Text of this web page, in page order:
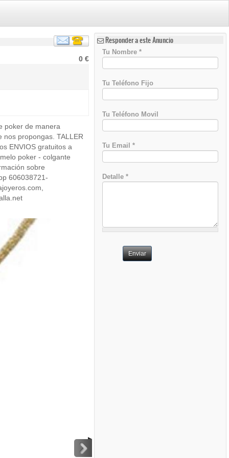
0 €
poker de manera
propongas. TALLER
ENVIOS gratuitos a
poker - colgante
sobre
606038721-
Responder a este Anuncio
Tu Nombre*
Tu Teléfono Fijo
Tu Teléfono Movil
Tu Email*
Detalle*
Enviar